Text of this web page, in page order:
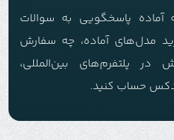
آماده پاسخگویی به سوالات
مدل‌های آماده، چه سفارش
پلتفرم‌های بین‌المللی،
حساب کنید.